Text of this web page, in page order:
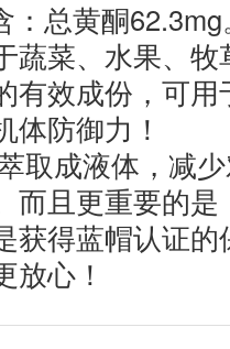
：总黄酮
蔬菜、水果、
有效成份，可
体防御力！
取成液体，减
而且更重要的
获得蓝帽认证
放心！